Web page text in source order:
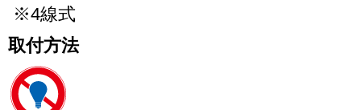
※4線式
取付方法